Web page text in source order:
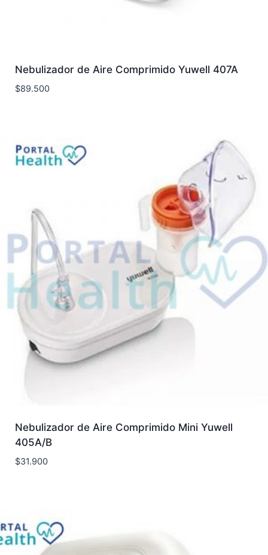
Nebulizador de Aire Comprimido Yuwell 407A
$89.500
Nebulizador de Aire Comprimido Mini Yuwell
405A/B
$31.900